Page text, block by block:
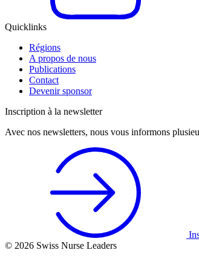
Quicklinks
Régions
A propos de nous
Publications
Contact
Devenir sponsor
Inscription à la newsletter
Avec nos newsletters, nous vous informons
© 2026 Swiss Nurse Leaders